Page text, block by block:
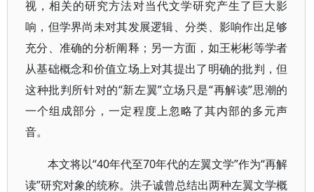
视，相关的研究方法对当代文学研究产生了巨大影
响，但学界尚未对其发展逻辑、分类、影响作出足够
充分、准确的分析阐释；另一方面，如王彬彬等学者
从基础概念和价值立场上对其提出了明确的批判，但
这种批判所针对的“新左翼”立场只是“再解读”思潮的
一个组成部分，一定程度上忽略了其内部的多元声
音。
本文将以“40年代至70年代的左翼文学”作为“再解
读”研究对象的统称。洪子诚曾总结出两种左翼文学概